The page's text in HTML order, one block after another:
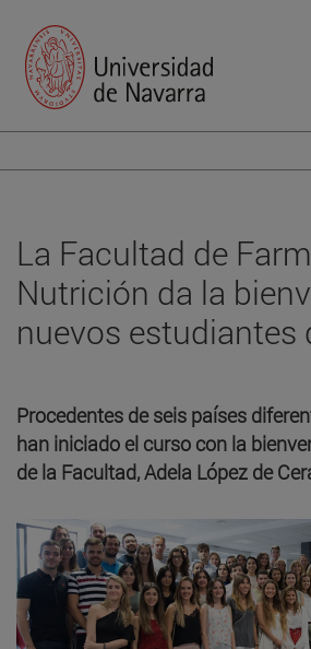
La Facultad de
Nutrición da la
nuevos estudiantes
Procedentes de seis países
han iniciado el curso con la
de la Facultad, Adela López de